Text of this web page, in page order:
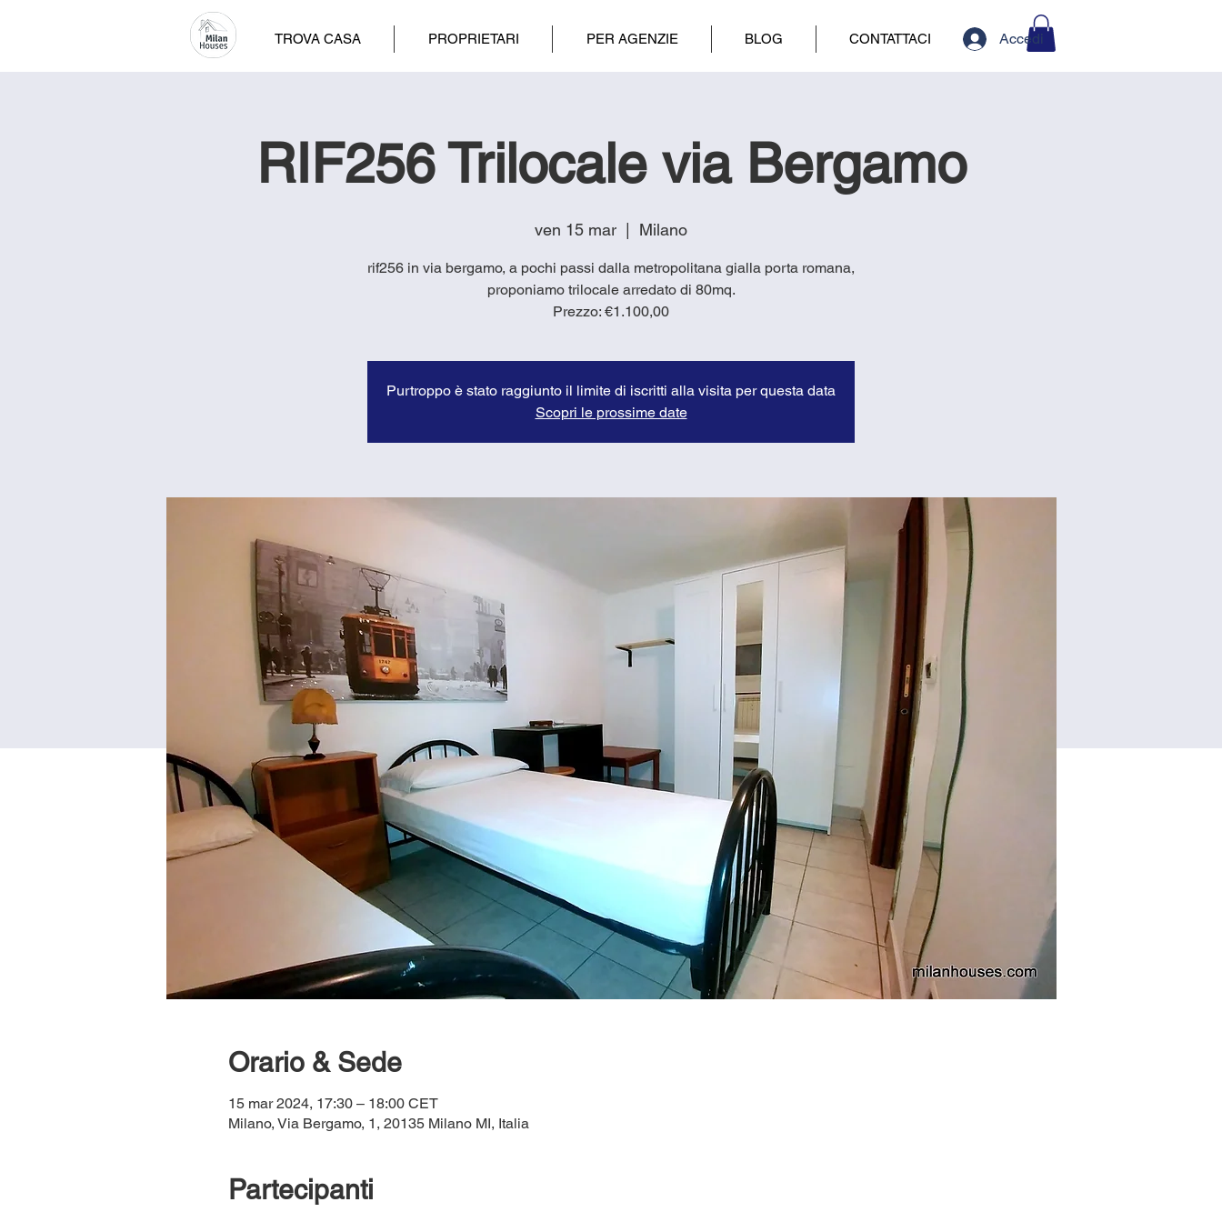
TROVA CASA PROPRIETARI PER AGENZIE BLOG CONTATTACI Accedi
RIF256 Trilocale via Bergamo
ven 15 mar
  |
Milano
rif256 in via bergamo, a pochi passi dalla metropolitana gialla porta romana,
proponiamo trilocale arredato di 80mq.
Purtroppo è stato raggiunto il limite di iscritti alla visita per questa data
Scopri le prossime date
Orario & Sede
15 mar 2024, 17:30 – 18:00 CET
Milano, Via Bergamo, 1, 20135 Milano MI, Italia
Partecipanti